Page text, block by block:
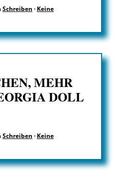
Schreiben · Keine
MEHR
DOLL
Schreiben · Keine